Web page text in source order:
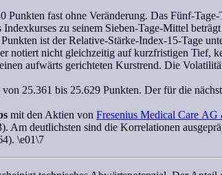
Punkten fast ohne Veränderung. Das Fünf-Tage-
zu seinem Sieben-Tage-Mittel
ist derRelative-Stärke-Index-15-Tage
notiert nicht gleichzeitig auf kurzfristigen Tief,
aufwärts gerichteten Kurstrend. Die
25.361 bis 25.629 Punkten. Der für die
mit den Aktien von Fresenius Medical Care
Am deutlichsten sind die Korrelationen
\e01\7